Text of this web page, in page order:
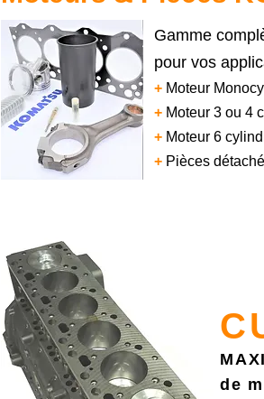
de
Gamme
pour vos
+ Moteur
+ Moteur 3 ou 4
+ Moteur 6
+ Pièces